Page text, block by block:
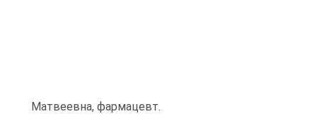
Матвеевна, фармацевт.